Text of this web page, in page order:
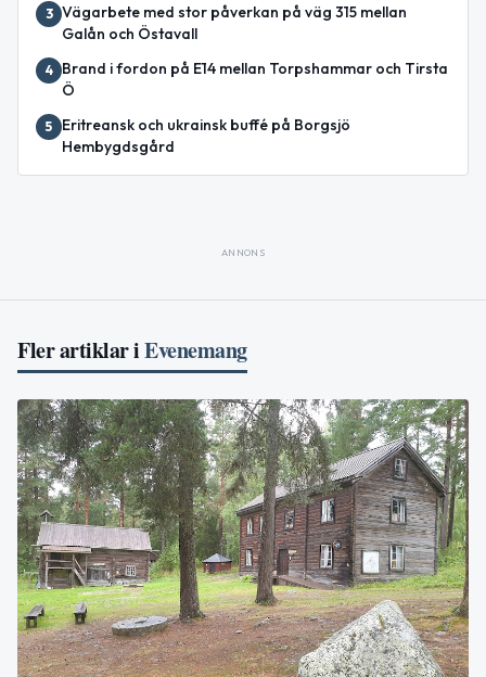
3 Vägarbete med stor påverkan på väg 315 mellan
Galån och Östavall
4
Brand i fordon på E14 mellan Torpshammar och Tirsta
Ö
5
Eritreansk och ukrainsk buffé på Borgsjö
Hembygdsgård
ANNONS
Fler artiklar iEvenemang